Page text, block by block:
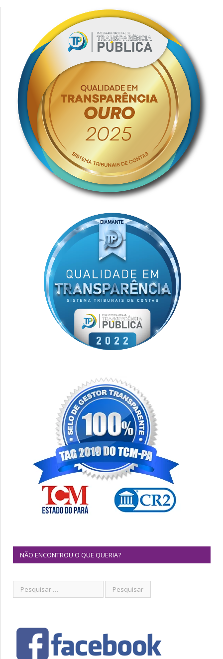
NÃO ENCONTROU O QUE QUERIA?